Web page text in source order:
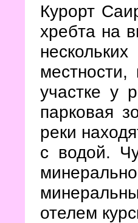
Курорт
хребта на
участке у
парковая
реки
с водой.
отелем